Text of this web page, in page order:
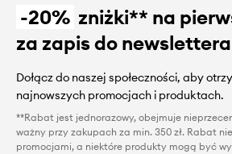
-20% zniżki** na
za zapis do
Dołącz do naszej społeczności, aby
najnowszych promocjach i produktach.
**Rabat jest jednorazowy, obejmuje
ważny przy zakupach za min. 350 zł. Rabat
promocjami, a niektóre produkty mogą być